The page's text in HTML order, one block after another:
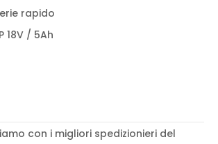
rapido
18V / 5Ah
con i migliori spedizionieri del